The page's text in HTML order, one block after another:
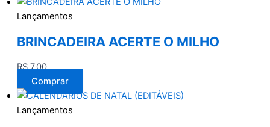
Lançamentos
BRINCADEIRA ACERTE O MILHO
R$7,00
Comprar
Lançamentos